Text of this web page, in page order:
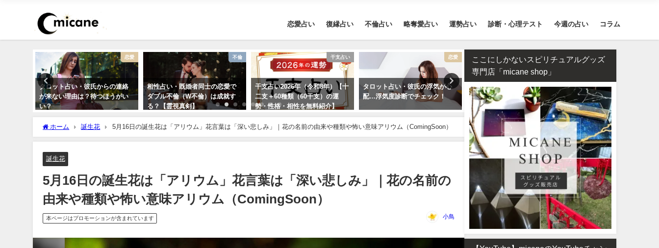
恋愛占い 復縁占い 不倫占い 略奪愛占い 運勢占い 診断・心理テスト 今週の占い コラム
恋愛
タロット占い・彼氏からの連絡
が来ない理由は？待つほうがい
い？
不倫
相性占い・既婚者同士の恋愛で
ダブル不倫（W不倫）は成就す
る？【霊視真剣】
干支占い
干支占い2026年（令和8年）【十
二支＋60種類（60干支）の運
勢・性格・相性を無料紹介】
恋愛
タロット占い・彼氏の浮気が心
配…浮気度診断でチェック！
誕生日占い・運命の人を顔画像
付きで完全無料で鑑定します！
【2026年】12星座別の運勢
め
ホーム 誕生花 5月16日の誕生花は「アリウム」花言葉は「深い悲しみ」｜花の名前の由来や種類や怖い意味アリウム（ComingSoon）
誕生花
5月16日の誕生花は「アリウム」花言葉は「深い悲しみ」｜花の名前の
由来や種類や怖い意味アリウム（ComingSoon）
本ページはプロモーションが含まれています 小鳥
ここにしかないスピリチュアルグッズ
専門店「micane shop」